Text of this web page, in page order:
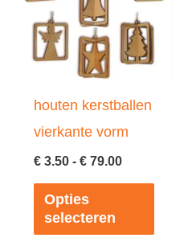
houten kerstballen
vierkante vorm
€3.50 - €79.00
Opties
selecteren
Dit